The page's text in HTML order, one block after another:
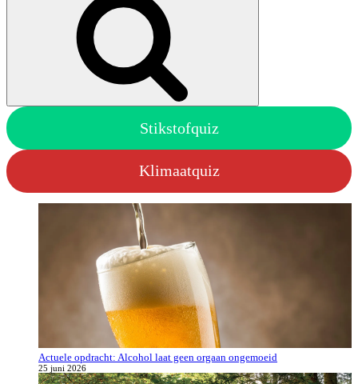
Stikstofquiz
Klimaatquiz
Actuele opdracht: Alcohol laat geen orgaan ongemoeid
25 juni 2026